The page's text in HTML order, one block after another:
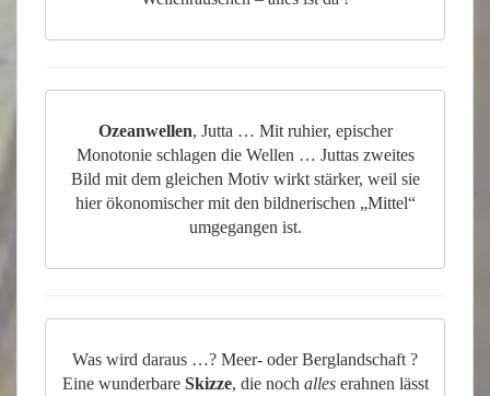
Ozeanwellen, Jutta … Mit ruhier, epischer
Monotonie schlagen die Wellen … Juttas zweites
Bild mit dem gleichen Motiv wirkt stärker, weil sie
hier ökonomischer mit den bildnerischen „Mittel“
umgegangen ist.
Was wird daraus …? Meer- oder Berglandschaft ?
Eine wunderbare Skizze, die noch alleserahnen lässt